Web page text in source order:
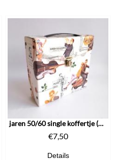
jaren 50/60 single koffertje (2983)
€7,50
Details